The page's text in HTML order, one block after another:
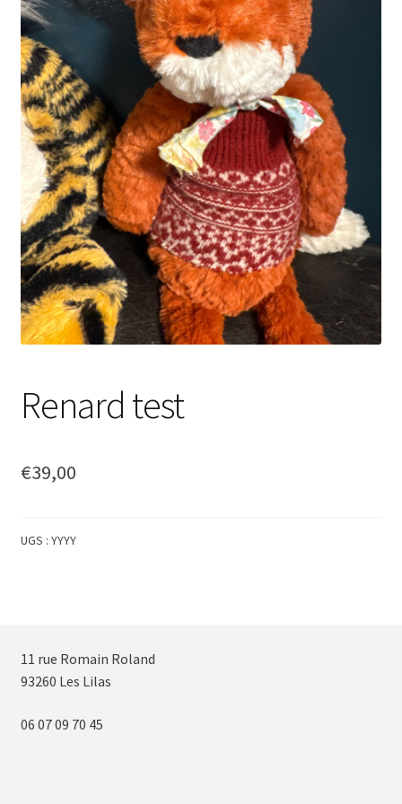
Renard test
€39,00
UGS : YYYY
11 rue Romain Roland
93260 Les Lilas
06 07 09 70 45